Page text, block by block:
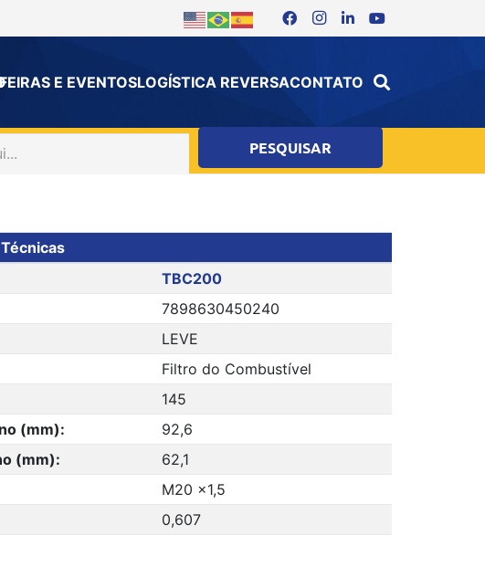
FEIRAS E EVENTOSLOGÍSTICA REVERSACONTATO
TBC200
7898630450240
LEVE
Filtro do Combustível
145
(mm):
92,6
(mm):
62,1
M20 x1,5
0,607